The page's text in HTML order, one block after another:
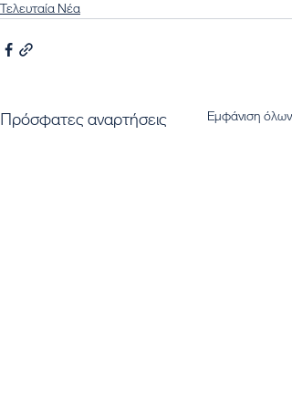
Τελευταία Νέα
Πρόσφατες αναρτήσεις Εμφάνιση όλων